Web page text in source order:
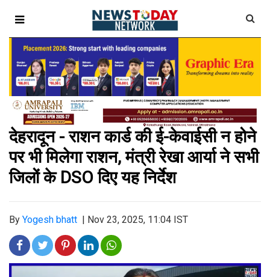
देहरादून - राशन कार्ड की ई-केवाईसी न होने
पर भी मिलेगा राशन, मंत्री रेखा आर्या ने सभी
जिलों के DSO दिए यह निर्देश
By Yogesh bhatt Nov 23, 2025, 11:04 IST